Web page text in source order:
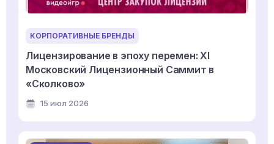
КОРПОРАТИВНЫЕ БРЕНДЫ
Лицензирование в эпоху перемен: XI
Московский Лицензионный Саммит в
«Сколково»
15 июл 2026